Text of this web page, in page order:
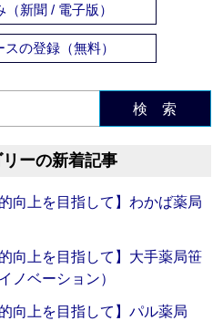
新聞 / 電子版）
スの登録（無料）
検 索
ーの新着記事
向上を目指して】わかば薬局
向上を目指して】大手薬局笹
ノベーション）
向上を目指して】パル薬局